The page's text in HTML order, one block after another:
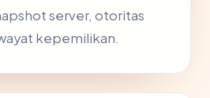
server, otoritas
kepemilikan.